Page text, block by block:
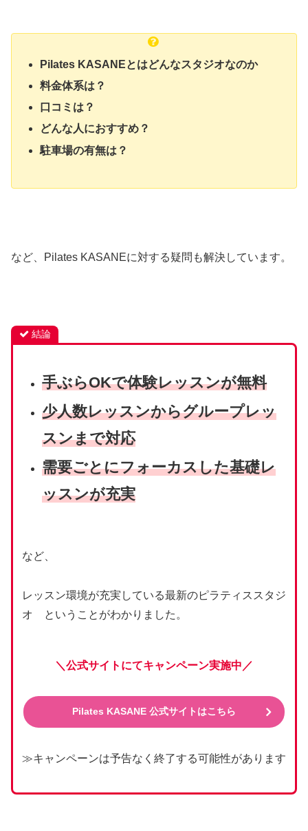
Pilates KASANEとはどんなスタジオなのか
料金体系は？
口コミは？
どんな人におすすめ？
駐車場の有無は？
など、Pilates KASANEに対する疑問も解決しています。
結論
手ぶらOKで体験レッスンが無料
少人数レッスンからグループレッ
スンまで対応
需要ごとにフォーカスした基礎レ
ッスンが充実
など、
レッスン環境が充実している最新のピラティススタジ
オ ということがわかりました。
＼公式サイトにてキャンペーン実施中／
Pilates KASANE 公式サイトはこちら
≫キャンペーンは予告なく終了する可能性があります